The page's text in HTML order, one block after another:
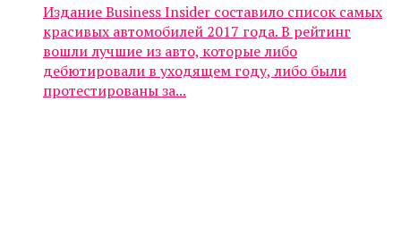
Издание Business Insider составило список самых
красивых автомобилей 2017 года. В рейтинг
вошли лучшие из авто, которые либо
дебютировали в уходящем году, либо были
протестированы за...